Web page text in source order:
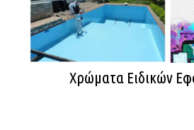
Χρώματα Ειδικών